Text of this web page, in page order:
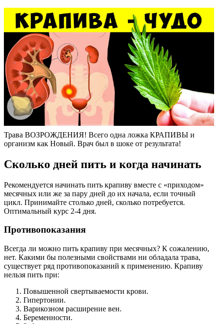
Трава ВОЗРОЖДЕНИЯ! Всего одна ложка КРАПИВЫ и
организм как Новый. Врач был в шоке от результата!
Сколько дней пить и когда начинать
Рекомендуется начинать пить крапиву вместе с «приходом»
месячных или же за пару дней до их начала, если точный
цикл. Принимайте столько дней, сколько потребуется.
Оптимальный курс 2-4 дня.
Противопоказания
Всегда ли можно пить крапиву при месячных? К сожалению,
нет. Какими бы полезными свойствами ни обладала трава,
существует ряд противопоказаний к применению. Крапиву
нельзя пить при:
Повышенной свертываемости крови.
Гипертонии.
Варикозном расширение вен.
Беременности.